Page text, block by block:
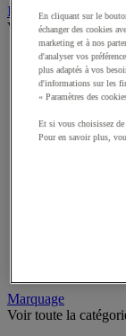
Instrument de
Voir toute la
Balance
Compteur et
Dynamomètre
Instrument de
Mesure de
Mesure de
Mesure
Mesure du
Mesure et
Mesure
Mesureur et
Marquage
Voir toute la
En cliquant sur le
échanger des cookies
marketing et à nos
d'analyser vos
plus adaptés à vos
d'informations sur les
« Paramètres des
Et si vous choisissez
Pour en savoir plus,